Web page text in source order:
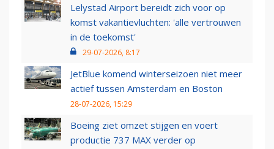
Lelystad Airport bereidt zich voor op
komst vakantievluchten: 'alle vertrouwen
in de toekomst'
29-07-2026, 8:17
JetBlue komend winterseizoen niet meer
actief tussen Amsterdam en Boston
28-07-2026, 15:29
Boeing ziet omzet stijgen en voert
productie 737 MAX verder op